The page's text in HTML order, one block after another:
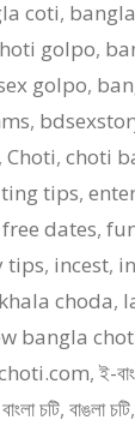
coti,
golpo,
golpo,
,
, Choti, choti
tips,
free dates,
tips, incest,
khala choda,
bangla
,ই-
চটি, বাঙলা চটি,